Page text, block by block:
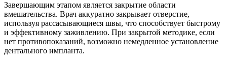
Завершающим этапом является закрытие области
вмешательства. Врач аккуратно закрывает отверстие,
используя рассасывающиеся швы, что способствует быстрому
и эффективному заживлению. При закрытой методике, если
нет противопоказаний, возможно немедленное установление
дентального импланта.